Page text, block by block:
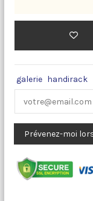
galerie handirack